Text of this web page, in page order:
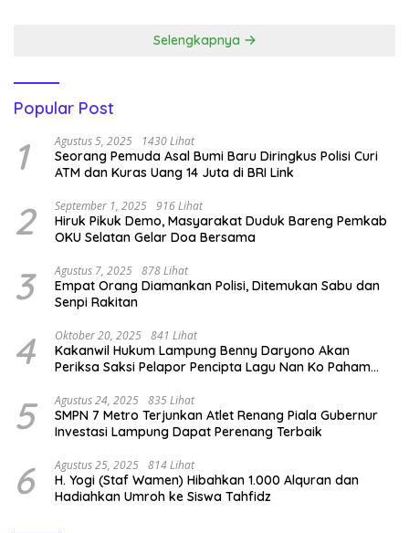
Selengkapnya
Popular Post
1 Agustus 5, 2025 1430 Lihat
Seorang Pemuda Asal Bumi Baru Diringkus Polisi Curi
ATM dan Kuras Uang 14 Juta di BRI Link
2 September 1, 2025 916 Lihat
Hiruk Pikuk Demo, Masyarakat Duduk Bareng Pemkab
OKU Selatan Gelar Doa Bersama
3 Agustus 7, 2025 878 Lihat
Empat Orang Diamankan Polisi, Ditemukan Sabu dan
Senpi Rakitan
4 Oktober 20, 2025 841 Lihat
Kakanwil Hukum Lampung Benny Daryono Akan
Periksa Saksi Pelapor Pencipta Lagu Nan Ko Paham
5 Agustus 24, 2025 835 Lihat
SMPN 7 Metro Terjunkan Atlet Renang Piala Gubernur
Investasi Lampung Dapat Perenang Terbaik
6 Agustus 25, 2025 814 Lihat
H. Yogi (Staf Wamen) Hibahkan 1.000 Alquran dan
Hadiahkan Umroh ke Siswa Tahfidz